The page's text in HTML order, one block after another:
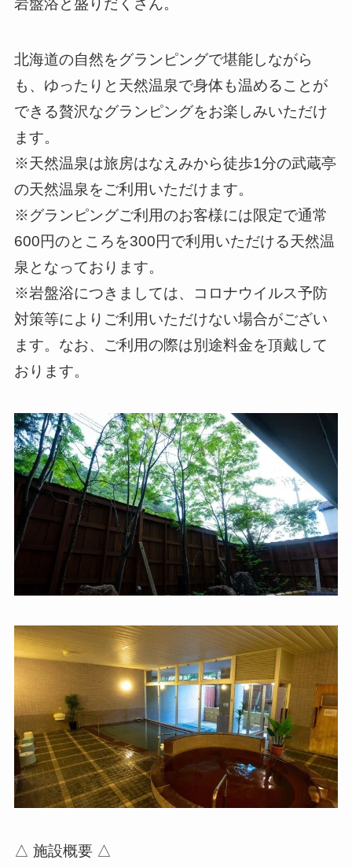
岩盤浴と盛りだくさん。
北海道の自然をグランピングで堪能しながら
も、ゆったりと天然温泉で身体も温めることが
できる贅沢なグランピングをお楽しみいただけ
ます。
※天然温泉は旅房はなえみから徒歩1分の武蔵亭
の天然温泉をご利用いただけます。
※グランピングご利用のお客様には限定で通常
600円のところを300円で利用いただける天然温
泉となっております。
※岩盤浴につきましては、コロナウイルス予防
対策等によりご利用いただけない場合がござい
ます。なお、ご利用の際は別途料金を頂戴して
おります。
△ 施設概要 △